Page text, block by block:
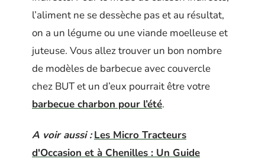
l’aliment ne se dessèche pas et au résultat,
on a un légume ou une viande moelleuse et
juteuse. Vous allez trouver un bon nombre
de modèles de barbecue avec couvercle
chez BUT et un d’eux pourrait être votre
barbecue charbon pour l’été.
A voir aussi : Les Micro Tracteurs
d'Occasion et à Chenilles : Un Guide